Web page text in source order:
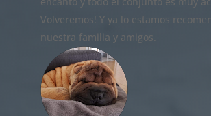
Volveremos! Y ya lo estamos
nuestra familia y amigos.